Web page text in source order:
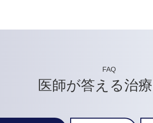
FAQ
医師が答える治